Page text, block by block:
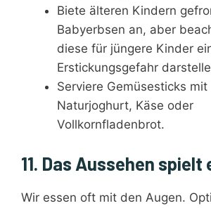
Biete älteren Kindern
Babyerbsen an, aber
diese für jüngere Kinder
Erstickungsgefahr
Serviere Gemüsesticks mit
Naturjoghurt, Käse oder
Vollkornfladenbrot.
11. Das Aussehen spielt
Wir essen oft mit den Augen.